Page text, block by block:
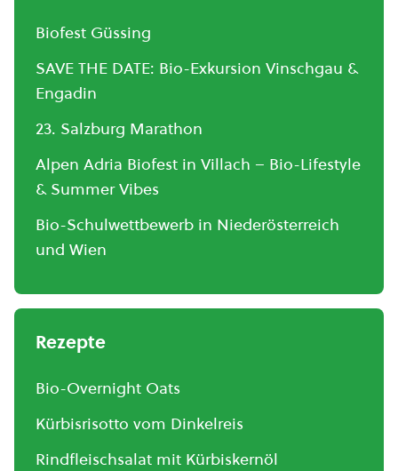
Biofest Güssing
SAVE THE DATE: Bio-Exkursion Vinschgau &
Engadin
23. Salzburg Marathon
Alpen Adria Biofest in Villach – Bio-Lifestyle
& Summer Vibes
Bio-Schulwettbewerb in Niederösterreich
und Wien
Rezepte
Bio-Overnight Oats
Kürbisrisotto vom Dinkelreis
Rindfleischsalat mit Kürbiskernöl